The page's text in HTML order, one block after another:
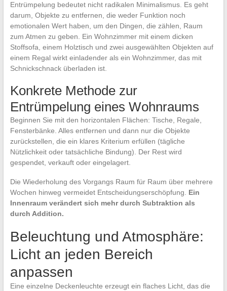
Entrümpelung bedeutet nicht radikalen Minimalismus. Es geht
darum, Objekte zu entfernen, die weder Funktion noch
emotionalen Wert haben, um den Dingen, die zählen, Raum
zum Atmen zu geben. Ein Wohnzimmer mit einem dicken
Stoffsofa, einem Holztisch und zwei ausgewählten Objekten auf
einem Regal wirkt einladender als ein Wohnzimmer, das mit
Schnickschnack überladen ist.
Konkrete Methode zur
Entrümpelung eines Wohnraums
Beginnen Sie mit den horizontalen Flächen: Tische, Regale,
Fensterbänke. Alles entfernen und dann nur die Objekte
zurückstellen, die ein klares Kriterium erfüllen (tägliche
Nützlichkeit oder tatsächliche Bindung). Der Rest wird
gespendet, verkauft oder eingelagert.
Die Wiederholung des Vorgangs Raum für Raum über mehrere
Wochen hinweg vermeidet Entscheidungserschöpfung. Ein
Innenraum verändert sich mehr durch Subtraktion als
durch Addition.
Beleuchtung und Atmosphäre:
Licht an jeden Bereich
anpassen
Eine einzelne Deckenleuchte erzeugt ein flaches Licht, das die